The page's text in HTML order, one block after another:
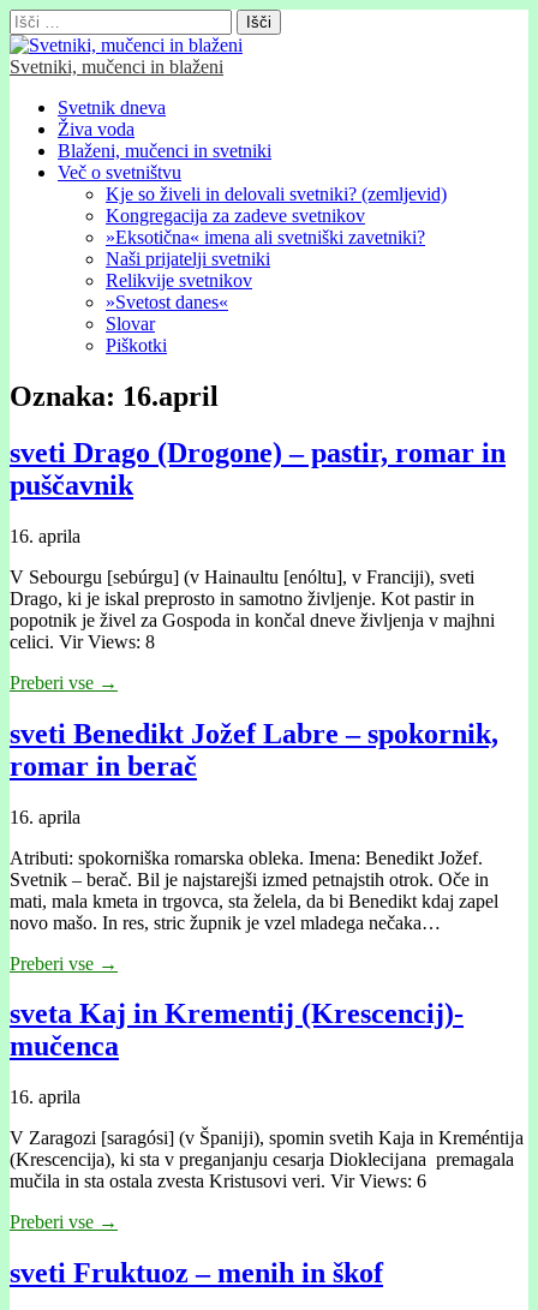
Išči:
Svetniki, mučenci in blaženi
Glavni
meni
Skip
content
Svetnik dneva
Živa voda
Blaženi, mučenci in svetniki
Več o svetništvu
Kje so živeli in delovali svetniki? (zemljevid)
Kongregacija za zadeve svetnikov
»Eksotična« imena ali svetniški zavetniki?
Naši prijatelji svetniki
Relikvije svetnikov
»Svetost danes«
Slovar
Piškotki
Oznaka: 16.april
sveti Drago (Drogone) – pastir, romar in
puščavnik
16. aprila
V Sebourgu [sebúrgu] (v Hainaultu [enóltu], v Franciji), sveti
Drago, ki je iskal preprosto in samotno življenje. Kot pastir in
popotnik je živel za Gospoda in končal dneve življenja v majhni
celici. Vir Views: 8
Preberi vse →
sveti Benedikt Jožef Labre – spokornik,
romar in berač
16. aprila
Atributi: spokorniška romarska obleka. Imena: Benedikt Jožef.
Svetnik – berač. Bil je najstarejši izmed petnajstih otrok. Oče in
mati, mala kmeta in trgovca, sta želela, da bi Benedikt kdaj zapel
novo mašo. In res, stric župnik je vzel mladega nečaka…
Preberi vse →
sveta Kaj in Krementij (Krescencij)-
mučenca
16. aprila
V Zaragozi [saragósi] (v Španĳi), spomin svetih Kaja in Kreméntĳa
(Krescencija), ki sta v preganjanju cesarja Dioklecĳana premagala
mučila in sta ostala zvesta Kristusovi veri. Vir Views: 6
Preberi vse →
sveti Fruktuoz – menih in škof